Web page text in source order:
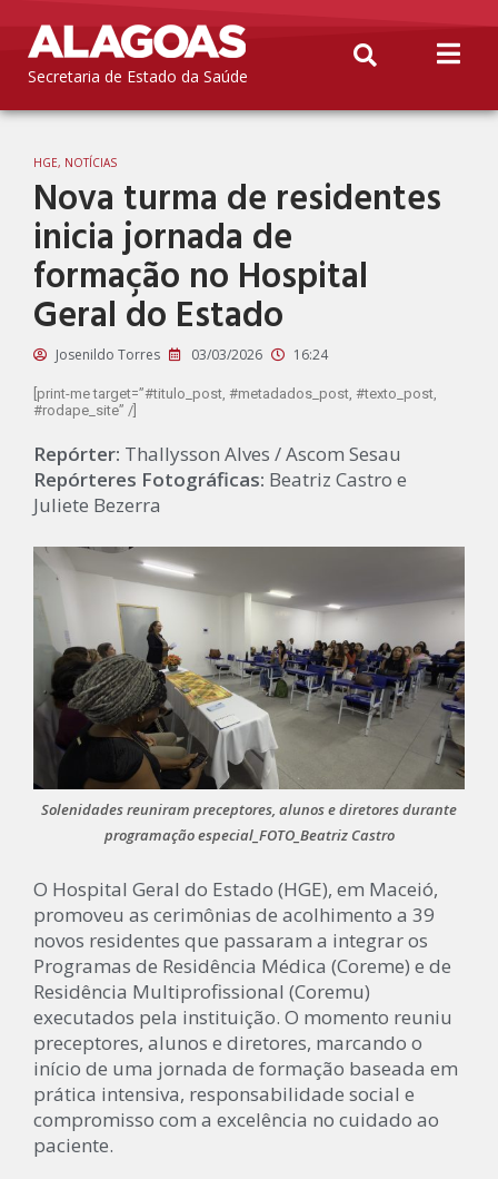
Secretaria de Estado da Saúde
HGE, NOTÍCIAS
Nova turma de residentes
inicia jornada de
formação no Hospital
Geral do Estado
Josenildo Torres 03/03/2026 16:24
[print-me target=”#titulo_post, #metadados_post, #texto_post,
#rodape_site” /]
Repórter: Thallysson Alves / Ascom Sesau
Repórteres Fotográficas: Beatriz Castro e
Juliete Bezerra
Solenidades reuniram preceptores, alunos e diretores durante
programação especial_FOTO_Beatriz Castro
O Hospital Geral do Estado (HGE), em Maceió,
promoveu as cerimônias de acolhimento a 39
novos residentes que passaram a integrar os
Programas de Residência Médica (Coreme) e de
Residência Multiprofissional (Coremu)
executados pela instituição. O momento reuniu
preceptores, alunos e diretores, marcando o
início de uma jornada de formação baseada em
prática intensiva, responsabilidade social e
compromisso com a excelência no cuidado ao
paciente.